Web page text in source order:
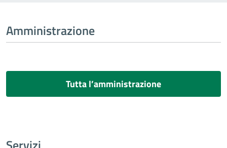
Amministrazione
Tutta l’amministrazione